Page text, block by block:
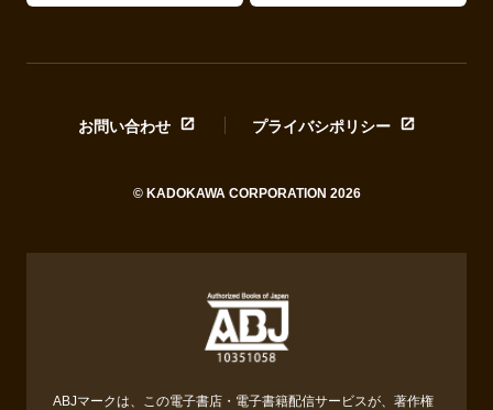
お問い合わせ プライバシポリシー
© KADOKAWA CORPORATION 2026
ABJマークは、この電子書店・電子書籍配信サービスが、著作権